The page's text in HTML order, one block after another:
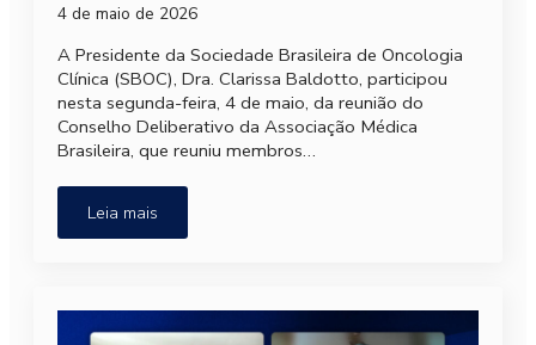
4 de maio de 2026
A Presidente da Sociedade Brasileira de Oncologia
Clínica (SBOC), Dra. Clarissa Baldotto, participou
nesta segunda-feira, 4 de maio, da reunião do
Conselho Deliberativo da Associação Médica
Brasileira, que reuniu membros…
Leia mais